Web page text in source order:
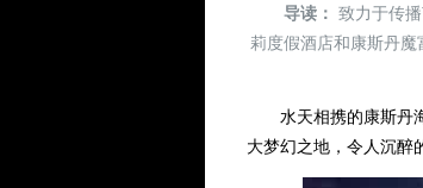
导读： 致力于传
莉度假酒店和康斯丹魔
水天相携的康斯丹海
大梦幻之地，令人沉醉